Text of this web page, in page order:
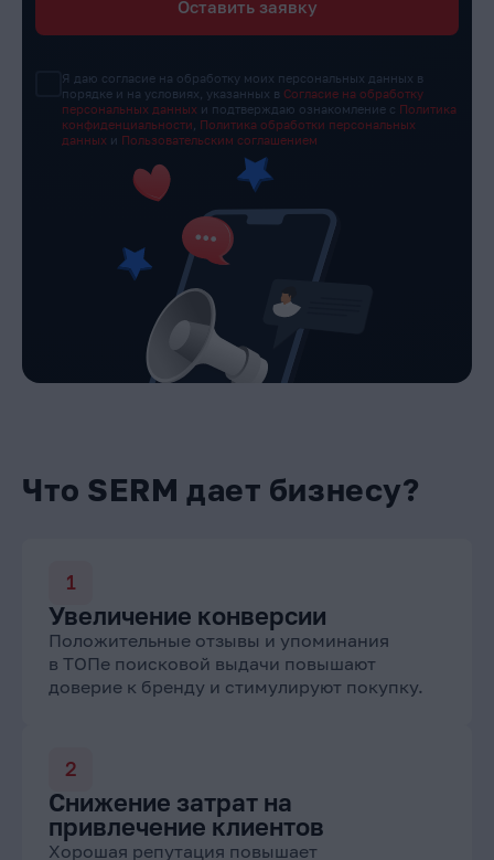
Оставить заявку
Я даю согласие на обработку моих персональных данных в
порядке и на условиях, указанных в Согласие на обработку
персональных данных и подтверждаю ознакомление с Политика
конфиденциальности
Политика обработки персональных
данных и Пользовательским соглашением
Что SERM дает бизнесу?
Увеличение конверсии
Положительные отзывы и упоминания
в ТОПе поисковой выдачи повышают
доверие к бренду и стимулируют покупку.
Снижение затрат на
привлечение клиентов
Хорошая репутация повышает